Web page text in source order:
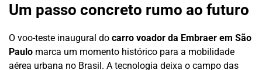
Um passo concreto rumo ao futuro
O voo-teste inaugural do carro voador da Embraer em São
Paulo marca um momento histórico para a mobilidade
aérea urbana no Brasil. A tecnologia deixa o campo das